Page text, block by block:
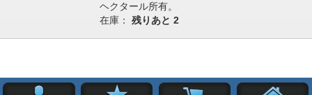
ヘクタール所有。
在庫： 残りあと 2